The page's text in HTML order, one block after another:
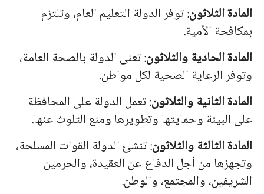
المادة الثلاثون: توفر الدولة التعليم العام، وتلتزم
بمكافحة الأمية.
المادة الحادية والثلاثون: تعنى الدولة بالصحة العامة،
وتوفر الرعاية الصحية لكل مواطن.
المادة الثانية والثلاثون: تعمل الدولة على المحافظة
على البيئة وحمايتها وتطويرها ومنع التلوث عنها.
المادة الثالثة والثلاثون: تنشئ الدولة القوات المسلحة،
وتجهزها من أجل الدفاع عن العقيدة، والحرمين
الشريفين، والمجتمع، والوطن.